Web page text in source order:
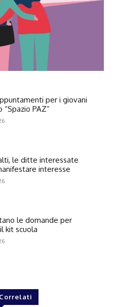
per i giovani
“Spazio PAZ”
le ditte interessate
interesse
le domande per
kit scuola